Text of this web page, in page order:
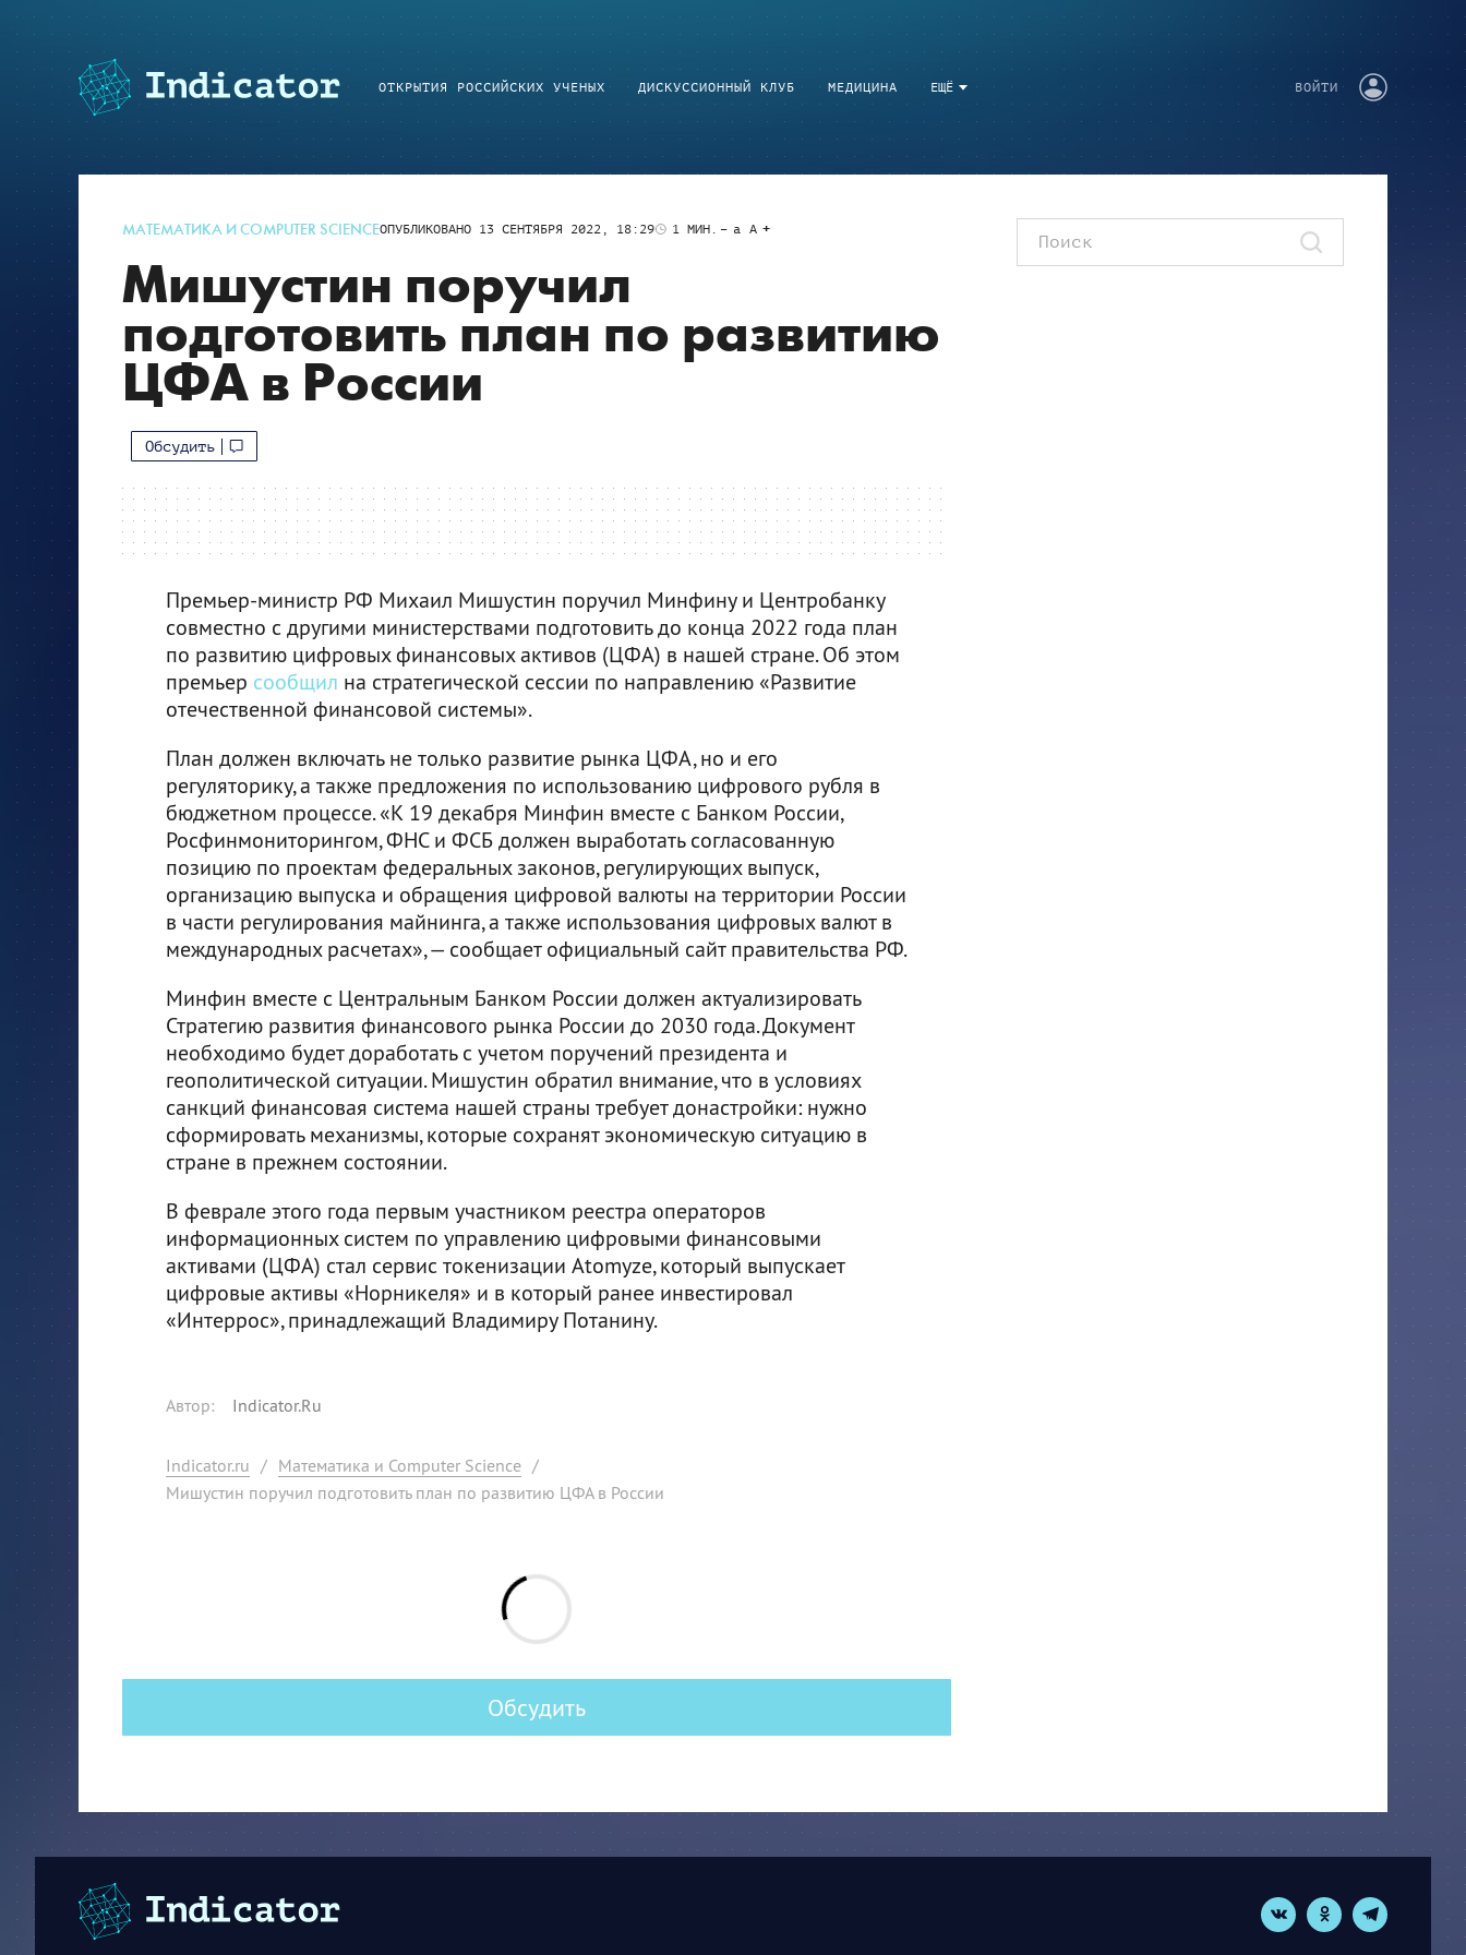
ЕЩЁ
ОТКРЫТИЯ РОССИЙСКИХ УЧЕНЫХ ДИСКУССИОННЫЙ КЛУБ МЕДИЦИНА ВОЙТИ
МАТЕМАТИКА И COMPUTER SCIENCEОПУБЛИКОВАНО 13 СЕНТЯБРЯ 2022, 18:29 1 МИН. a A
Мишустин поручил
подготовить план по развитию
ЦФА в России
Обсудить
Премьер-министр РФ Михаил Мишустин поручил Минфину и Центробанку
совместно с другими министерствами подготовить до конца 2022 года план
по развитию цифровых финансовых активов (ЦФА) в нашей стране. Об этом
премьер сообщил на стратегической сессии по направлению «Развитие
отечественной финансовой системы».
План должен включать не только развитие рынка ЦФА, но и его
регуляторику, а также предложения по использованию цифрового рубля в
бюджетном процессе. «К 19 декабря Минфин вместе с Банком России,
Росфинмониторингом, ФНС и ФСБ должен выработать согласованную
позицию по проектам федеральных законов, регулирующих выпуск,
организацию выпуска и обращения цифровой валюты на территории России
в части регулирования майнинга, а также использования цифровых валют в
международных расчетах», — сообщает официальный сайт правительства РФ.
Минфин вместе с Центральным Банком России должен актуализировать
Стратегию развития финансового рынка России до 2030 года. Документ
необходимо будет доработать с учетом поручений президента и
геополитической ситуации. Мишустин обратил внимание, что в условиях
санкций финансовая система нашей страны требует донастройки: нужно
сформировать механизмы, которые сохранят экономическую ситуацию в
стране в прежнем состоянии.
В феврале этого года первым участником реестра операторов
информационных систем по управлению цифровыми финансовыми
активами (ЦФА) стал сервис токенизации Atomyze, который выпускает
цифровые активы «Норникеля» и в который ранее инвестировал
«Интеррос», принадлежащий Владимиру Потанину.
Автор: Indicator.Ru
Indicator.ru / Математика и Computer Science /
Мишустин поручил подготовить план по развитию ЦФА в России
Обсудить